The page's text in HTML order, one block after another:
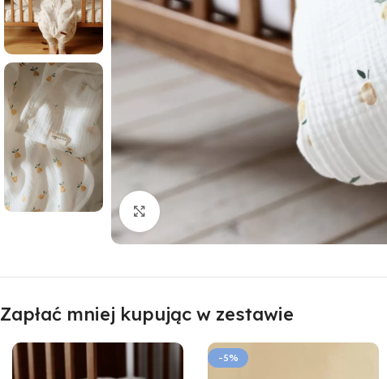
Zapłać mniej kupując w zestawie
-5%